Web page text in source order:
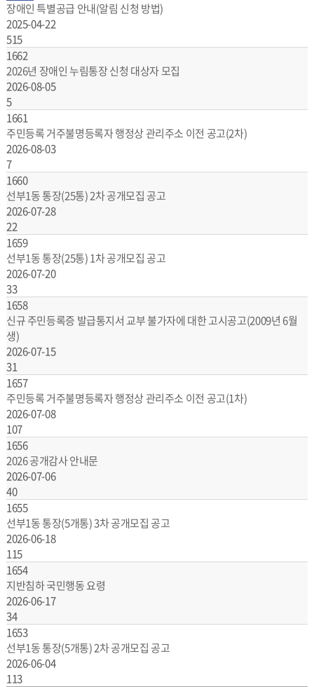
장애인 특별공급 안내(알림 신청 방법)
2025-04-22
515
1662
2026년 장애인 누림통장 신청 대상자 모집
2026-08-05
5
1661
주민등록 거주불명등록자 행정상 관리주소 이전 공고(2차)
2026-08-03
7
1660
선부1동 통장(25통) 2차 공개모집 공고
2026-07-28
22
1659
선부1동 통장(25통) 1차 공개모집 공고
2026-07-20
33
1658
신규 주민등록증 발급통지서 교부 불가자에 대한 고시공고(2009년 6월
생)
2026-07-15
31
1657
주민등록 거주불명등록자 행정상 관리주소 이전 공고(1차)
2026-07-08
107
1656
2026 공개감사 안내문
2026-07-06
40
1655
선부1동 통장(5개통) 3차 공개모집 공고
2026-06-18
115
1654
지반침하 국민행동 요령
2026-06-17
34
1653
선부1동 통장(5개통) 2차 공개모집 공고
2026-06-04
113